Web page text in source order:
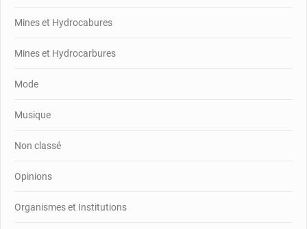
Mines et Hydrocabures
Mines et Hydrocarbures
Mode
Musique
Non classé
Opinions
Organismes et Institutions